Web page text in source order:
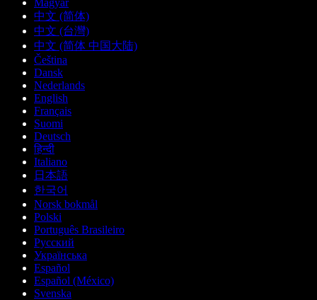
中文 (简体)
中文 (台灣)
中文 (简体 中国大陆)
Čeština
Dansk
Nederlands
English
Français
Suomi
Deutsch
हिन्दी
Italiano
日本語
한국어
Norsk bokmål
Polski
Português Brasileiro
Русский
Українська
Español
Español (México)
Svenska